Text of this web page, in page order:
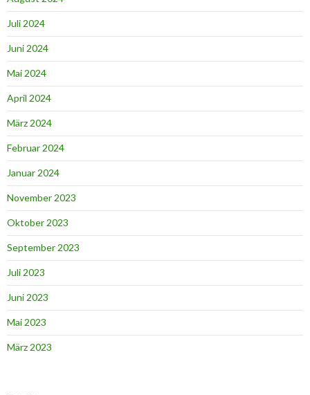
Juli 2024
Juni 2024
Mai 2024
April 2024
März 2024
Februar 2024
Januar 2024
November 2023
Oktober 2023
September 2023
Juli 2023
Juni 2023
Mai 2023
März 2023